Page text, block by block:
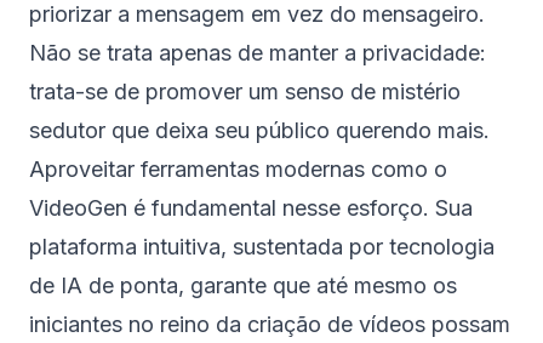
priorizar a mensagem em vez do mensageiro.
Não se trata apenas de manter a privacidade:
trata-se de promover um senso de mistério
sedutor que deixa seu público querendo mais.
Aproveitar ferramentas modernas como o
VideoGen é fundamental nesse esforço. Sua
plataforma intuitiva, sustentada por tecnologia
de IA de ponta, garante que até mesmo os
iniciantes no reino da criação de vídeos possam